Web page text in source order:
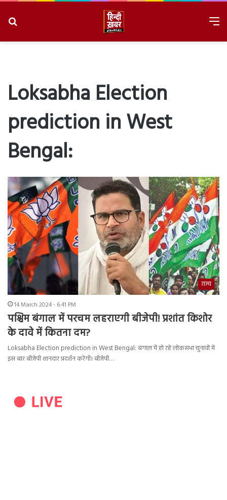
Loksabha Election
prediction in West
Bengal:
राज्य
14 March 2024 - 6:41 PM
पश्चिम बंगाल में परचम लहराएगी बीजेपी! प्रशांत किशोर
के दावे में कितना दम?
Loksabha Election prediction in West Bengal: बंगाल में हो रहे लोकसभा चुनावों में
इस बार बीजेपी शानदार प्रदर्शन करेगी। बीजेपी…